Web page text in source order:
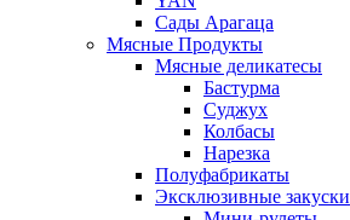
Сады Арагаца
Мясные Продукты
Мясные деликатесы
Бастурма
Суджух
Колбасы
Нарезка
Полуфабрикаты
Эксклюзивные закуски